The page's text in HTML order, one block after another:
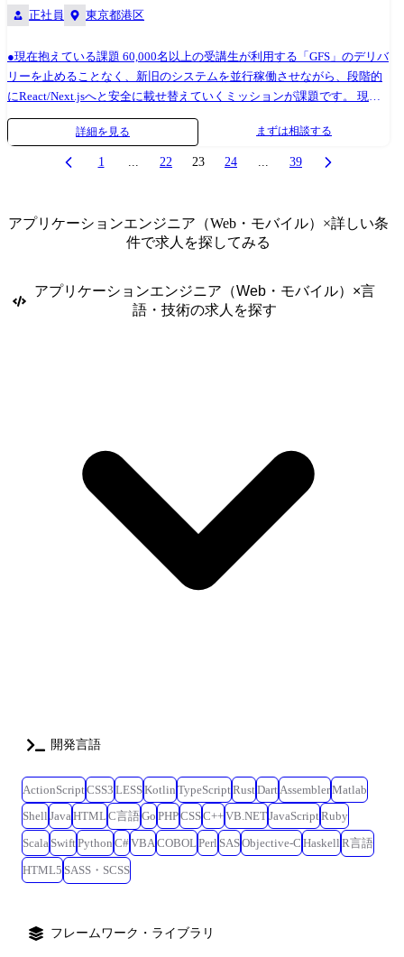
正社員 東京都港区
●現在抱えている課題 60,000名以上の受講生が利用する「GFS」のデリバ
リーを止めることなく、新旧のシステムを並行稼働させながら、段階的
にReact/Next.jsへと安全に載せ替えていくミッションが課題です。 現
状、チーフデザイナーが策定するデザインシステムの実装への落とし込
みなど、開発生産性を最大化するためのフロントエンド共通基盤がまだ
十分に整備されていません。また、AIエージェント(CursorやClaude Code
E2Eテストの整備を進める仕組みづくりが急務となっています。 ●業務内
容 バックエンド・フロントエンドの境界をなくし、Webプロダクトの要
ていただきます。 ・jアーキテクチャ設計:マルチプロダクト展開や事業
の急拡大を見据えた、技術選定およびスケーラブルな全体システム設計
トの整備や、自動検証・レビューライン・品質管理・開発プロセスの設
計と継続的改善 ●チームや組織に関して CTO直下の非常にフラットな開
発組織への配属となります。現在の開発業務をすべて停止させるわけで
はなく、並行して新基盤へ移行するという難易度の高いミッションに携
わり、迅速な意思決定のもと、大きな裁量を持って未来のアーキテクチ
ャ設計や実装を推進していただけます。 現在はフロントエンドとバック
エンドで役割を分担していますが、将来的には技術領域の境界をなくし
ていくことを目指しています。決められた役割に閉じず、UI/UX、API設
が自律的に開発を進めやすいよう、仕様書・ドキュメント・コンテキス
下のフラットな環境で、人とAIが協働する開発プロセスそのものを日々
進化させています。 また、エンジニアの開発生産性を最大化するため、
他社には類を見ない「月額10万円のAI利用手当」を福利厚生として全社
導入しています。各メンバーが最新のAIモデルやツールをコストを気に
せず自由に活用し、圧倒的なスピードと品質でプロダクトを生み出せる
React / Next.js / TypeScript / Storybook <現行の開発環境(GFS事業)> ・言語
詳細を見る まずは相談する
1 ... 22 23 24 ... 39
アプリケーションエンジニア（Web・モバイル） ×詳しい条
件で求人を探してみる
アプリケーションエンジニア（Web・モバイル） ×言
語・技術の求人を探す
開発言語
ActionScriptCSS3 LESSKotlin TypeScriptRustDartAssemblerMatlab
Shell JavaHTML C言語Go PHPCSSC++VB.NETJavaScriptRuby
Scala SwiftPython C#VBACOBOL Perl SASObjective-C Haskell R言語
HTML5 SASS・SCSS
フレームワーク・ライブラリ